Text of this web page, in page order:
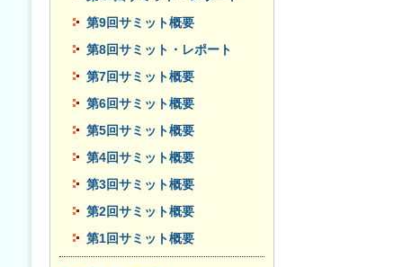
第9回サミット概要
第8回サミット・レポート
第7回サミット概要
第6回サミット概要
第5回サミット概要
第4回サミット概要
第3回サミット概要
第2回サミット概要
第1回サミット概要